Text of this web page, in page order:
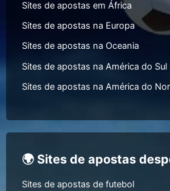
Sites de apostas em África
Sites de apostas na Europa
Sites de apostas na Oceania
Sites de apostas na América do Sul
Sites de apostas na América do
🌍 Sites de apostas
Sites de apostas de futebol